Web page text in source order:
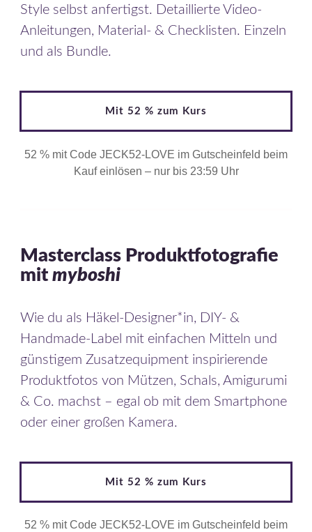
Style selbst anfertigst. Detaillierte Video-
Anleitungen, Material- & Checklisten. Einzeln
und als Bundle.
Mit 52 % zum Kurs
52 % mit Code JECK52-LOVE im Gutscheinfeld beim
Kauf einlösen – nur bis 23:59 Uhr
Masterclass Produktfotografie
mitmyboshi
Wie du als Häkel-Designer*in, DIY- &
Handmade-Label mit einfachen Mitteln und
günstigem Zusatzequipment inspirierende
Produktfotos von Mützen, Schals, Amigurumi
& Co. machst – egal ob mit dem Smartphone
oder einer großen Kamera.
Mit 52 % zum Kurs
52 % mit Code JECK52-LOVE im Gutscheinfeld beim